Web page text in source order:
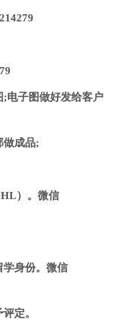
电子图做好发给客户
做成品;
）。微信
学身份。微信
定。